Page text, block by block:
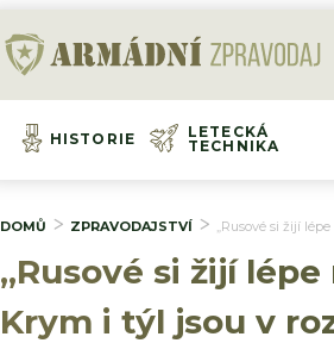
HISTORIE
LETECKÁ
TECHNIKA
DOMŮ ZPRAVODAJSTVÍ „Rusové si žijí
„Rusové si žijí
Krym i týl jsou v